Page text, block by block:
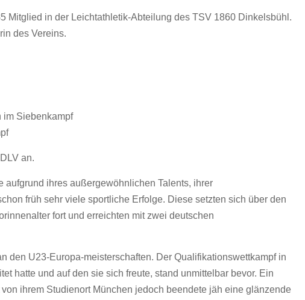
Mitglied in der Leichtathletik-Abteilung des TSV 1860 Dinkelsbühl.
des Vereins.
im Siebenkampf
an.
aufgrund ihres außergewöhnlichen Talents, ihrer
früh sehr viele sportliche Erfolge. Diese setzten sich über den
fort und erreichten mit zwei deutschen
den U23-Europa-meisterschaften. Der Qualifikationswettkampf in
hatte und auf den sie sich freute, stand unmittelbar bevor. Ein
ihrem Studienort München jedoch beendete jäh eine glänzende